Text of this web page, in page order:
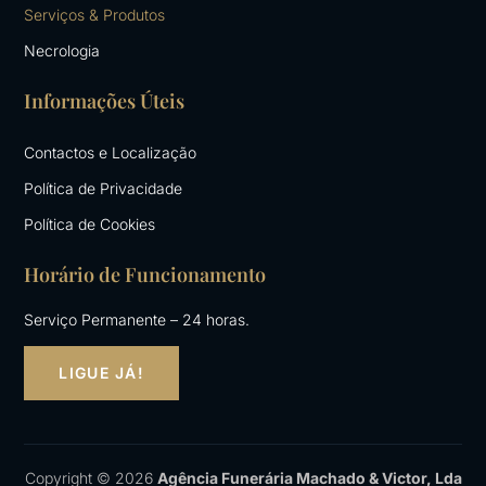
k
f
a
Serviços & Produtos
Necrologia
Informações Úteis
Contactos e Localização
Política de Privacidade
Política de Cookies
Horário de Funcionamento
Serviço Permanente – 24 horas.
LIGUE JÁ!
Copyright © 2026 Agência Funerária Machado & Victor, Lda